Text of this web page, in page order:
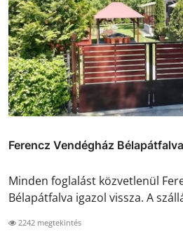
Ferencz Vendégház Bélapátfalva
Minden foglalást közvetlenül
Bélapátfalva igazol vissza. A
2242 megtekintés